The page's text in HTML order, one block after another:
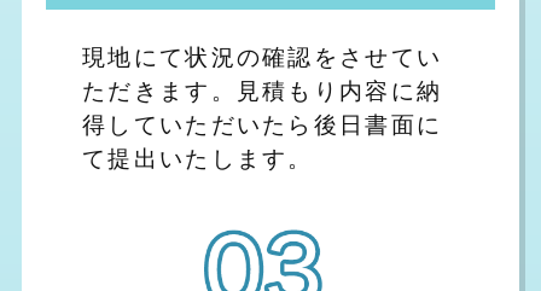
現地にて状況の確認をさせてい
ただきます。見積もり内容に納
得していただいたら後日書面に
て提出いたします。